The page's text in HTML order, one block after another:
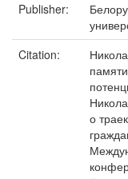
Publisher:
Citation:
о